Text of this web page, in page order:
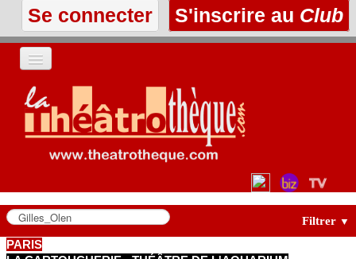
Se connecter S'inscrire au Club
ACCUEIL
LES TEXTES
LES ANNONCES Filtrer ▼
PARIS